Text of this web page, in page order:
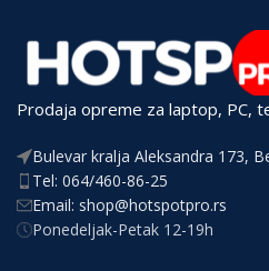
Prodaja opreme za laptop, PC,
Bulevar kralja Aleksandra 173,
Tel: 064/460-86-25
Email: shop@hotspotpro.rs
Ponedeljak-Petak 12-19h